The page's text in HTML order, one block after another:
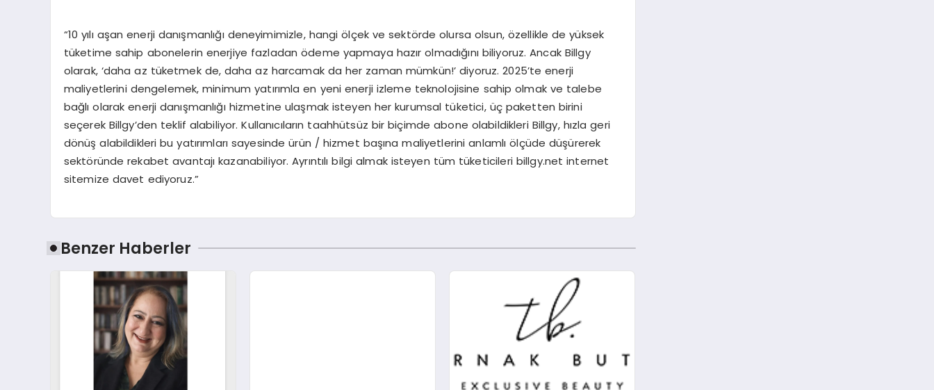
“10 yılı aşan enerji danışmanlığı deneyimimizle, hangi ölçek ve sektörde olursa olsun, özellikle de yüksek
tüketime sahip abonelerin enerjiye fazladan ödeme yapmaya hazır olmadığını biliyoruz. Ancak Billgy
olarak, ‘daha az tüketmek de, daha az harcamak da her zaman mümkün!’ diyoruz. 2025’te enerji
maliyetlerini dengelemek, minimum yatırımla en yeni enerji izleme teknolojisine sahip olmak ve talebe
bağlı olarak enerji danışmanlığı hizmetine ulaşmak isteyen her kurumsal tüketici, üç paketten birini
seçerek Billgy’den teklif alabiliyor. Kullanıcıların taahhütsüz bir biçimde abone olabildikleri Billgy, hızla geri
dönüş alabildikleri bu yatırımları sayesinde ürün / hizmet başına maliyetlerini anlamlı ölçüde düşürerek
sektöründe rekabet avantajı kazanabiliyor. Ayrıntılı bilgi almak isteyen tüm tüketicileri billgy.net internet
sitemize davet ediyoruz.”
Benzer Haberler